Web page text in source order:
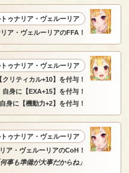
ゥナリア・ヴェルーリア
ア・ヴェルーリアのFFA！
ゥナリア・ヴェルーリア
クリティカル+10】を付与！
自身に【EXA+15】を付与！
自身に【機動力+2】を付与！
ゥナリア・ヴェルーリア
ア・ヴェルーリアのCoH！
何事も準備が大事だからね」